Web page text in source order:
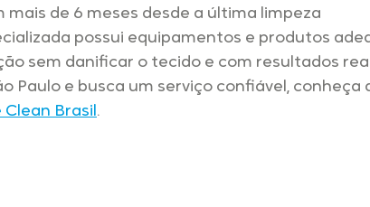
mais de 6 meses desde a última limpeza
possui equipamentos e produtos
sem danificar o tecido e com resultados
Paulo e busca um serviço confiável, conheça
Brasil.